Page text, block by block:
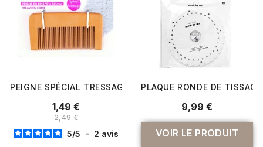
PEIGNE SPÉCIAL TRESSAGE 97 X 50MM - GRAINE
1,49 €
2,49 €
5/5 - 2 avis
PLAQUE RONDE DE
9,99 €
VOIR LE PRODUIT